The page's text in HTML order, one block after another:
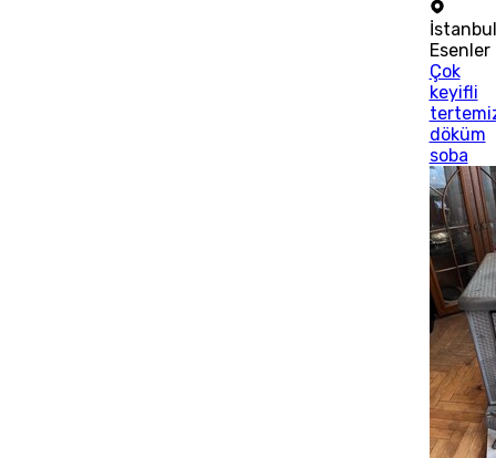
İstanbul
Esenler
Çok
keyifli
döküm
soba